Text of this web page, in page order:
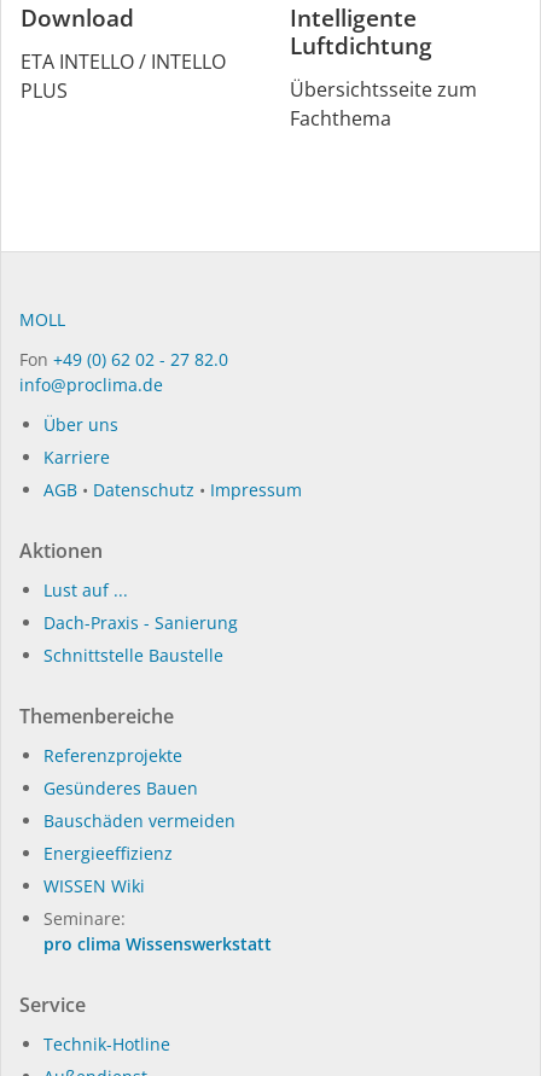
Download
ETA INTELLO / INTELLO
PLUS
Intelligente
Luftdichtung
Übersichtsseite zum
Fachthema
MOLL
Fon +49 (0) 62 02 - 27 82.0
info@proclima.de
Über uns
Karriere
AGB • Datenschutz • Impressum
Aktionen
Lust auf ...
Dach-Praxis - Sanierung
Schnittstelle Baustelle
Themenbereiche
Referenzprojekte
Gesünderes Bauen
Bauschäden vermeiden
Energieeffizienz
WISSEN Wiki
Seminare:
pro clima Wissenswerkstatt
Service
Technik-Hotline